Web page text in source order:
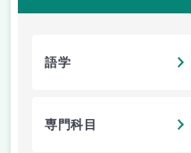
語学
専門科目